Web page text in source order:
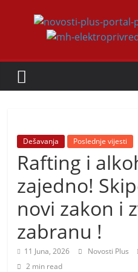
Novosti
r
a
l
p
o
z
i
Dešavanja Poslednje vijesti
Rafting i
zajedno!
novi zakon i
zabranu !
11 Juna, 2026 Novosti Plus
2 min read